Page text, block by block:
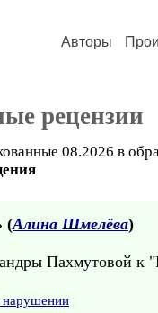
Авторы
рецензии
08.2026 в
(Алина Шмелёва)
Пахмутовой к
нарушении